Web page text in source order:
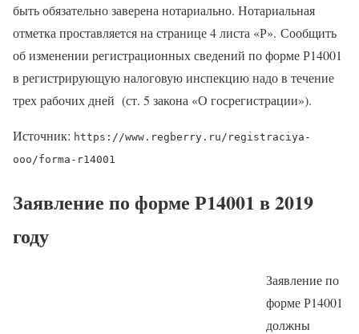
быть обязательно заверена нотариально. Нотариальная
отметка проставляется на странице 4 листа «Р». Сообщить
об изменении регистрационных сведений по форме Р14001
в регистрирующую налоговую инспекцию надо в течение
трех рабочих дней (ст. 5 закона «О госрегистрации»).
Источник: https://www.regberry.ru/registraciya-
ooo/forma-r14001
Заявление по форме Р14001 в 2019
году
Заявление по
форме Р14001
должны